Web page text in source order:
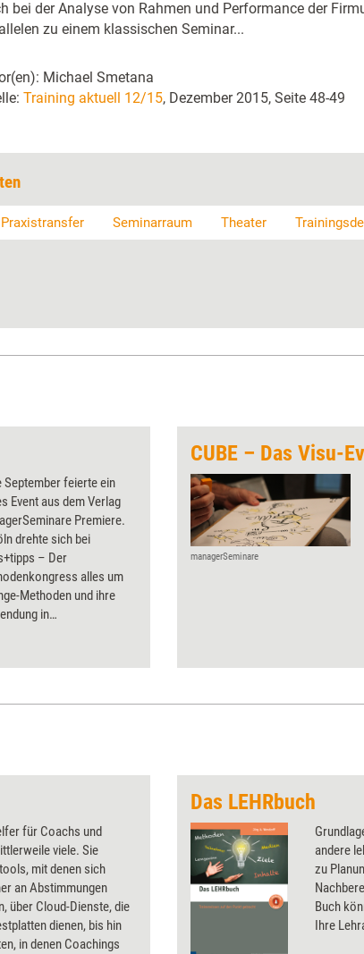
bei der Analyse von Rahmen und Performance der
zu einem klassischen Seminar...
Michael Smetana
Training aktuell 12/15, Dezember 2015, Seite 48-49
Praxistransfer Seminarraum Theater
September feierte ein
Event aus dem Verlag
Premiere.
drehte sich bei
– Der
alles um
Methoden und ihre
in
CUBE – Das Visu-
managerSeminare
für Coachs und
viele. Sie
mit denen sich
an Abstimmungen
über Cloud-Dienste, die
dienen, bis hin
in denen Coachings
Das LEHRbuch
andere
zu
Buch
Ihre